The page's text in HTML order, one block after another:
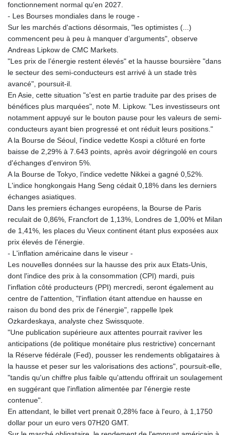
fonctionnement normal qu'en 2027.
- Les Bourses mondiales dans le rouge -
Sur les marchés d'actions désormais, "les optimistes (...)
commencent peu à peu à manquer d’arguments", observe
Andreas Lipkow de CMC Markets.
"Les prix de l’énergie restent élevés" et la hausse boursière "dans
le secteur des semi-conducteurs est arrivé à un stade très
avancé", poursuit-il.
En Asie, cette situation "s'est en partie traduite par des prises de
bénéfices plus marquées", note M. Lipkow. "Les investisseurs ont
notamment appuyé sur le bouton pause pour les valeurs de semi-
conducteurs ayant bien progressé et ont réduit leurs positions."
A la Bourse de Séoul, l'indice vedette Kospi a clôturé en forte
baisse de 2,29% à 7.643 points, après avoir dégringolé en cours
d'échanges d'environ 5%.
A la Bourse de Tokyo, l'indice vedette Nikkei a gagné 0,52%.
L'indice hongkongais Hang Seng cédait 0,18% dans les derniers
échanges asiatiques.
Dans les premiers échanges européens, la Bourse de Paris
reculait de 0,86%, Francfort de 1,13%, Londres de 1,00% et Milan
de 1,41%, les places du Vieux continent étant plus exposées aux
prix élevés de l'énergie.
- L'inflation américaine dans le viseur -
Les nouvelles données sur la hausse des prix aux Etats-Unis,
dont l'indice des prix à la consommation (CPI) mardi, puis
l'inflation côté producteurs (PPI) mercredi, seront également au
centre de l'attention, "l'inflation étant attendue en hausse en
raison du bond des prix de l'énergie", rappelle Ipek
Ozkardeskaya, analyste chez Swissquote.
"Une publication supérieure aux attentes pourrait raviver les
anticipations (de politique monétaire plus restrictive) concernant
la Réserve fédérale (Fed), pousser les rendements obligataires à
la hausse et peser sur les valorisations des actions", poursuit-elle,
"tandis qu'un chiffre plus faible qu'attendu offrirait un soulagement
en suggérant que l'inflation alimentée par l'énergie reste
contenue".
En attendant, le billet vert prenait 0,28% face à l'euro, à 1,1750
dollar pour un euro vers 07H20 GMT.